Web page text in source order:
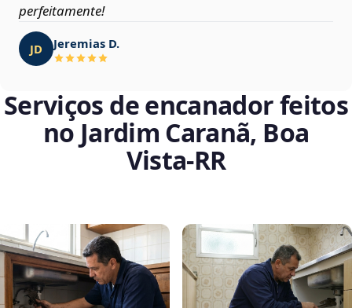
perfeitamente!
JD Jeremias D.
Serviços de encanador feitos
no Jardim Caranã, Boa
Vista‑RR